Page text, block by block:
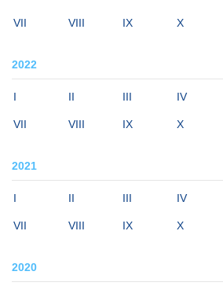
VII VIII IX X
2022
I II III IV
VII VIII IX X
2021
I II III IV
VII VIII IX X
2020